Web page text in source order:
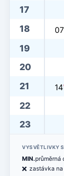
17
18
07
19
20
21
14
22
23
VYSVĚTLIVKY
MIN.průměrná
ë zastávka